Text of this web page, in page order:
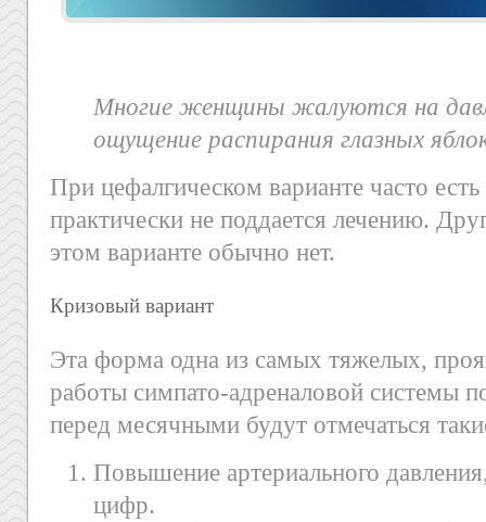
Многие женщины жалуются на
ощущение распирания глазных
При цефалгическом варианте часто
практически не поддается лечению.
этом варианте обычно нет.
Кризовый вариант
Эта форма одна из самых тяжелых,
работы симпато-адреналовой системы
перед месячными будут отмечаться
Повышение артериального
цифр.